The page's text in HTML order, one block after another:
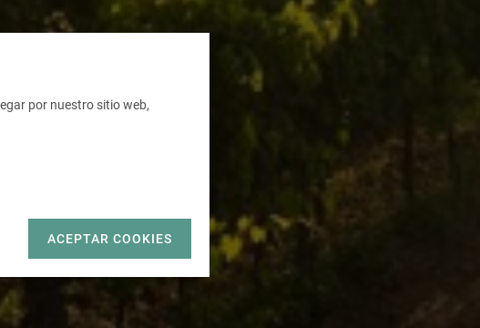
por nuestro sitio web,
ACEPTAR COOKIES